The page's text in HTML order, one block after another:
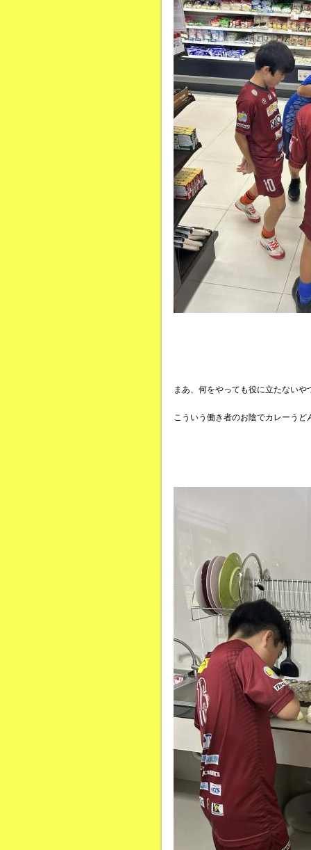
まあ、何をやっても役に立たないや
こういう働き者のお陰でカレーうど